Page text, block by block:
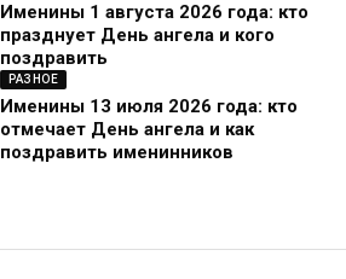
Именины 1 августа 2026 года: кто
празднует День ангела и кого
поздравить
РАЗНОЕ
Именины 13 июля 2026 года: кто
отмечает День ангела и как
поздравить именинников